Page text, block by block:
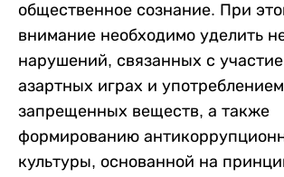
общественное сознание. При
внимание необходимо уделить
нарушений, связанных с
азартных играх и употреблением
запрещенных веществ, а также
формированию
культуры, основанной на